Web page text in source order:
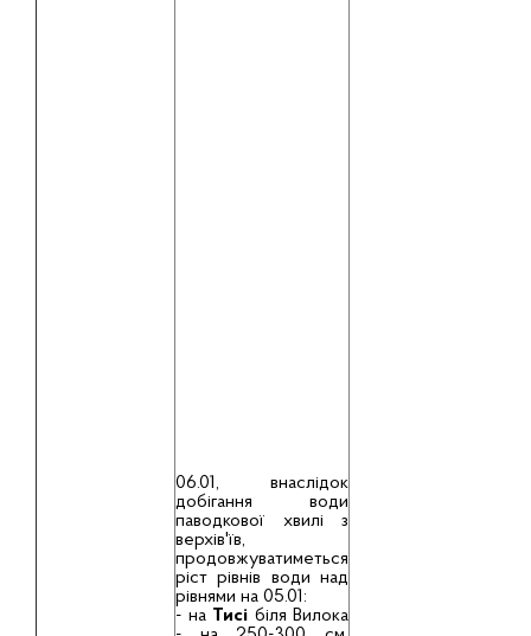
06.01, внаслідок
добігання води
паводкової хвилі з
верхів'їв,
продовжуватиметься
ріст рівнів води над
рівнями на 05.01:
- на Тисі біля Вилока